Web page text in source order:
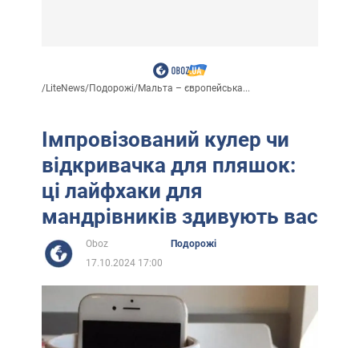
/LiteNews/Подорожі/Мальта – європейська...
Імпровізований кулер чи
відкривачка для пляшок:
ці лайфхаки для
мандрівників здивують вас
Oboz
Подорожі
17.10.2024 17:00